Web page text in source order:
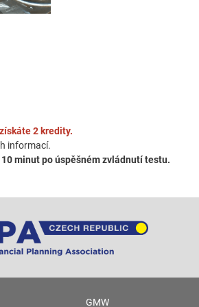
získáte 2 kredity.
informací.
minut po úspěšném zvládnutí testu.
GMW